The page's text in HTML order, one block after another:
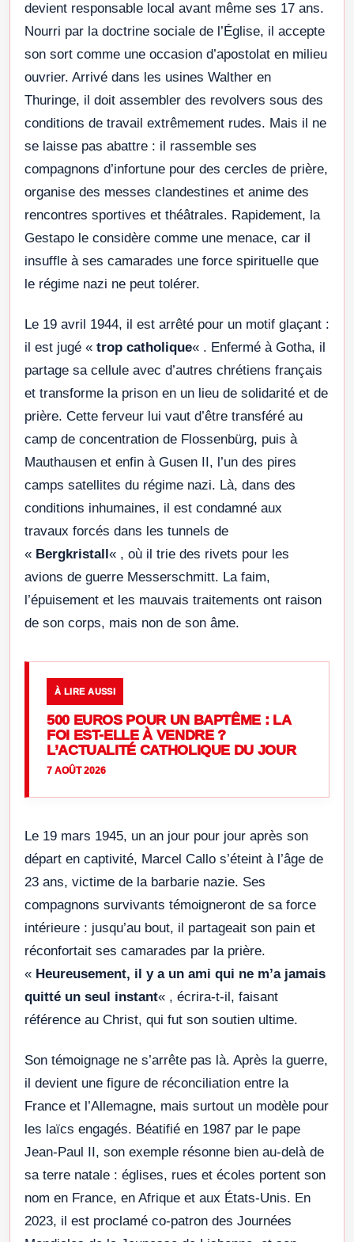
devient responsable local avant même ses 17 ans.
Nourri par la doctrine sociale de l’Église, il accepte
son sort comme une occasion d’apostolat en milieu
ouvrier. Arrivé dans les usines Walther en
Thuringe, il doit assembler des revolvers sous des
conditions de travail extrêmement rudes. Mais il ne
se laisse pas abattre : il rassemble ses
compagnons d’infortune pour des cercles de prière,
organise des messes clandestines et anime des
rencontres sportives et théâtrales. Rapidement, la
Gestapo le considère comme une menace, car il
insuffle à ses camarades une force spirituelle que
le régime nazi ne peut tolérer.
Le 19 avril 1944, il est arrêté pour un motif glaçant :
il est jugé « trop catholique« . Enfermé à Gotha, il
partage sa cellule avec d’autres chrétiens français
et transforme la prison en un lieu de solidarité et de
prière. Cette ferveur lui vaut d’être transféré au
camp de concentration de Flossenbürg, puis à
Mauthausen et enfin à Gusen II, l’un des pires
camps satellites du régime nazi. Là, dans des
conditions inhumaines, il est condamné aux
travaux forcés dans les tunnels de
« Bergkristall « , où il trie des rivets pour les
avions de guerre Messerschmitt. La faim,
l’épuisement et les mauvais traitements ont raison
de son corps, mais non de son âme.
À LIRE AUSSI
500 EUROS POUR UN BAPTÊME : LA
FOI EST-ELLE À VENDRE ?
L’ACTUALITÉ CATHOLIQUE DU JOUR
7 AOÛT 2026
Le 19 mars 1945, un an jour pour jour après son
départ en captivité, Marcel Callo s’éteint à l’âge de
23 ans, victime de la barbarie nazie. Ses
compagnons survivants témoigneront de sa force
intérieure : jusqu’au bout, il partageait son pain et
réconfortait ses camarades par la prière.
« Heureusement, il y a un ami qui ne m’a jamais
quitté un seul instant« , écrira-t-il, faisant
référence au Christ, qui fut son soutien ultime.
Son témoignage ne s’arrête pas là. Après la guerre,
il devient une figure de réconciliation entre la
France et l’Allemagne, mais surtout un modèle pour
les laïcs engagés. Béatifié en 1987 par le pape
Jean-Paul II, son exemple résonne bien au-delà de
sa terre natale : églises, rues et écoles portent son
nom en France, en Afrique et aux États-Unis. En
2023, il est proclamé co-patron des Journées